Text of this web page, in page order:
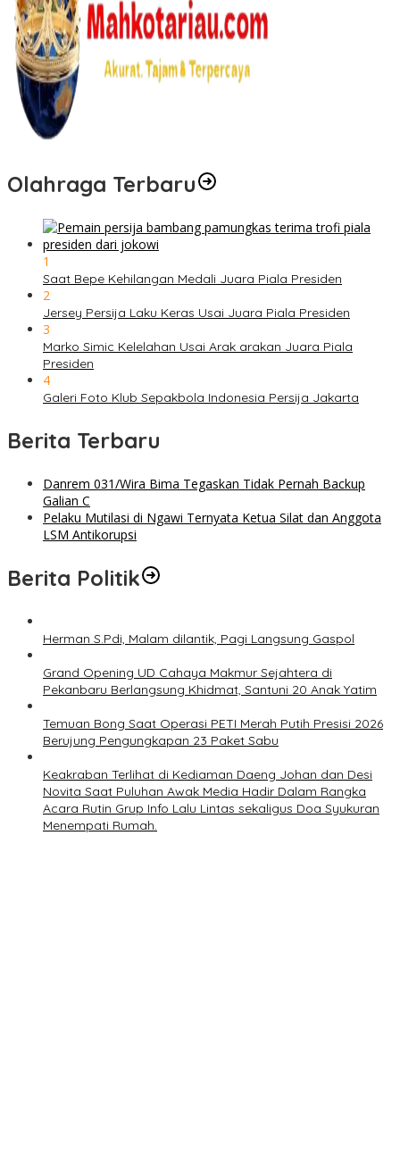
Olahraga Terbaru
1
Saat Bepe Kehilangan Medali Juara Piala Presiden
2
Jersey Persija Laku Keras Usai Juara Piala Presiden
3
Marko Simic Kelelahan Usai Arak arakan Juara Piala
Presiden
4
Galeri Foto Klub Sepakbola Indonesia Persija Jakarta
Berita Terbaru
Danrem 031/Wira Bima Tegaskan Tidak Pernah Backup
Galian C
Pelaku Mutilasi di Ngawi Ternyata Ketua Silat dan Anggota
LSM Antikorupsi
Berita Politik
Herman S.Pdi, Malam dilantik, Pagi Langsung Gaspol
Grand Opening UD Cahaya Makmur Sejahtera di
Pekanbaru Berlangsung Khidmat, Santuni 20 Anak Yatim
Temuan Bong Saat Operasi PETI Merah Putih Presisi 2026
Berujung Pengungkapan 23 Paket Sabu
Keakraban Terlihat di Kediaman Daeng Johan dan Desi
Novita Saat Puluhan Awak Media Hadir Dalam Rangka
Acara Rutin Grup Info Lalu Lintas sekaligus Doa Syukuran
Menempati Rumah.